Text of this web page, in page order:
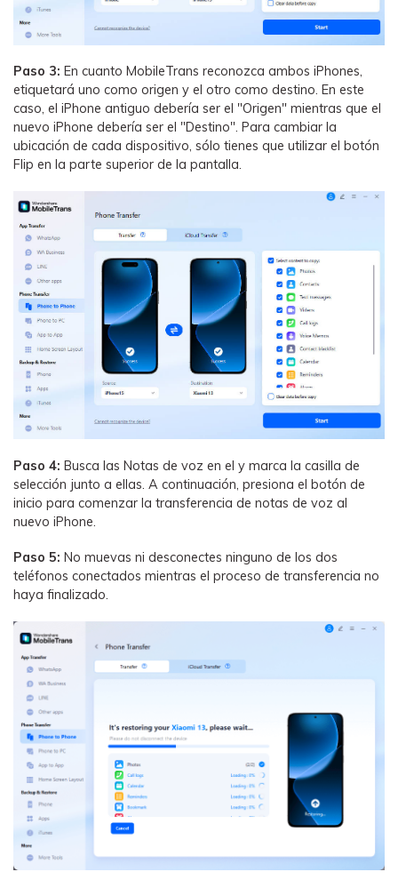
Paso 3: En cuanto MobileTrans reconozca ambos iPhones,
etiquetará uno como origen y el otro como destino. En este
caso, el iPhone antiguo debería ser el "Origen" mientras que el
nuevo iPhone debería ser el "Destino". Para cambiar la
ubicación de cada dispositivo, sólo tienes que utilizar el botón
Flip en la parte superior de la pantalla.
Paso 4: Busca las Notas de voz en el y marca la casilla de
selección junto a ellas. A continuación, presiona el botón de
inicio para comenzar la transferencia de notas de voz al
nuevo iPhone.
Paso 5: No muevas ni desconectes ninguno de los dos
teléfonos conectados mientras el proceso de transferencia no
haya finalizado.